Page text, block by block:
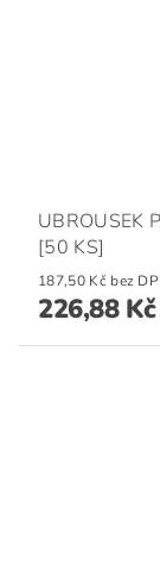
UBROUSEK
[50 KS]
187,50 Kč bez
226,88 Kč